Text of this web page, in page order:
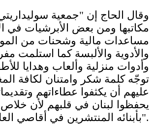
وقال الحاج إن "جمعية
مكاتبها ومن بعض الأبرشيات في
مساعدات مالية وشحنات من
والأدوية والألبسة كما استلمت
وأدوات منزلية وألعاب وهدايا
توجّه كلمة شكر وامتنان لكافة
عليهم أن يكثفوا عطاءاتهم
يحفظوا لبنان في قلبهم لأن خلاص
بأبنائه المنتشرين في أقاصي العالم".